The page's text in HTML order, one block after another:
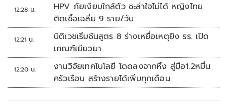
12:28 น.
HPV ภัยเงียบใกล้ตัว ชะล่าใจไม่ได้ หญิงไทย
ติดเชื้อเฉลี่ย 9 ราย/วัน
12:21 น.
นิติเวชเริ่มชันสูตร 8 ร่างเหยื่อเหตุยิง รร. เปิด
เกณฑ์เยียวยา
12:20 น.
งานวิจัยเทคโนโลยี โดดลงจากหิ้ง สู่มือ1.2หมื่น
ครัวเรือน สร้างรายได้เพิ่มทุกเดือน